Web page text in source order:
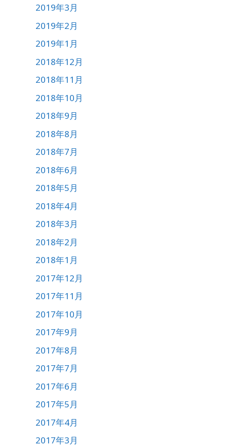
2019年3月
2019年2月
2019年1月
2018年12月
2018年11月
2018年10月
2018年9月
2018年8月
2018年7月
2018年6月
2018年5月
2018年4月
2018年3月
2018年2月
2018年1月
2017年12月
2017年11月
2017年10月
2017年9月
2017年8月
2017年7月
2017年6月
2017年5月
2017年4月
2017年3月